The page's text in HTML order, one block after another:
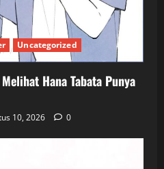
Uncategorized
Hana Tabata Punya
10, 2026 0